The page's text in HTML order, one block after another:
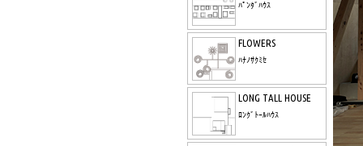
ﾊﾟﾝﾀﾞﾊｳｽ
FLOWERS
ﾊﾅﾉｻｸﾐｾ
LONG TALL HOUSE
ﾛﾝｸﾞﾄｰﾙﾊｳｽ